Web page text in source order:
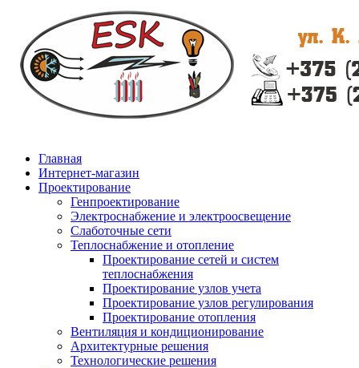
Главная
Интернет-магазин
Проектирование
Генпроектирование
Электроснабжение и электроосвещение
Слаботочные сети
Теплоснабжение и отопление
Проектирование сетей и систем
теплоснабжения
Проектирование узлов учета
Проектирование узлов регулирования
Проектирование отопления
Вентиляция и кондиционирование
Архитектурные решения
Технологические решения